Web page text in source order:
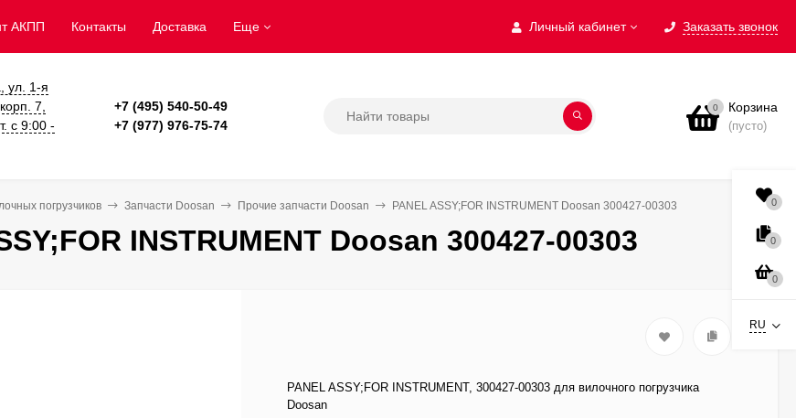
Личный кабинет Заказать звонок
АКПП Контакты Доставка Еще
ул. 1-я
7,
с 9:00 -
+7 (495) 540-50-49
+7 (977) 976-75-74
0 Корзина
(пусто)
погрузчиков Запчасти Doosan Прочие запчасти Doosan PANEL ASSY;FOR INSTRUMENT Doosan 300427-00303
INSTRUMENT Doosan 300427-00303
PANEL ASSY;FOR INSTRUMENT, 300427-00303 для вилочного погрузчика
Doosan
0
0
0
RU